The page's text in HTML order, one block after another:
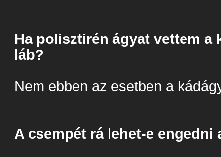
Ha polisztirén ágyat vettem a
láb?
Nem ebben az esetben a
A csempét rá lehet-e engedni